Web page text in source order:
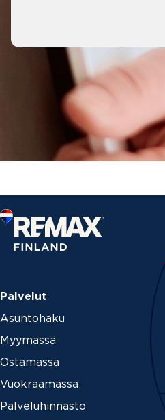
Palvelut
Asuntohaku
Myymässä
Ostamassa
Vuokraamassa
Palveluhinnasto